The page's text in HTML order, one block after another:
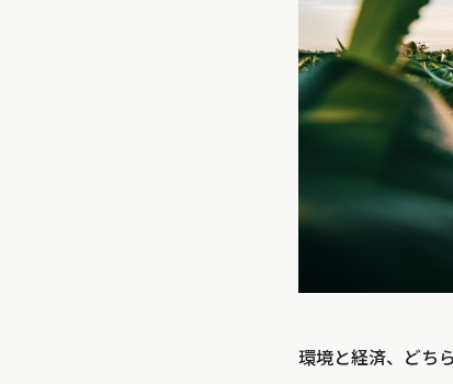
環境と経済、どち